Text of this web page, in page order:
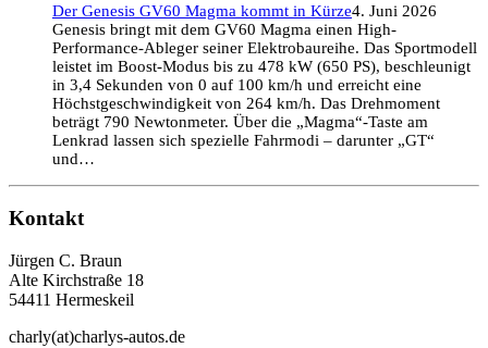
Der Genesis GV60 Magma kommt in Kürze4. Juni 2026
Genesis bringt mit dem GV60 Magma einen High-
Performance-Ableger seiner Elektrobaureihe. Das Sportmodell
leistet im Boost-Modus bis zu 478 kW (650 PS), beschleunigt
in 3,4 Sekunden von 0 auf 100 km/h und erreicht eine
Höchstgeschwindigkeit von 264 km/h. Das Drehmoment
beträgt 790 Newtonmeter. Über die „Magma“-Taste am
Lenkrad lassen sich spezielle Fahrmodi – darunter „GT“
und…
Kontakt
Jürgen C. Braun
Alte Kirchstraße 18
54411 Hermeskeil
charly(at)charlys-autos.de